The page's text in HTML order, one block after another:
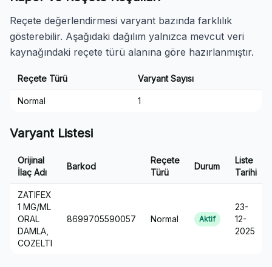
Reçete değerlendirmesi varyant bazında farklılık
gösterebilir. Aşağıdaki dağılım yalnızca mevcut veri
kaynağındaki reçete türü alanına göre hazırlanmıştır.
Reçete Türü Varyant Sayısı
Normal 1
Varyant Listesi
Orijinal
İlaç Adı
Barkod
Reçete
Türü
Durum
Liste
Tarihi
ZATIFEX
1 MG/ML
ORAL
DAMLA,
COZELTI
8699705590057 Normal Aktif
23-
12-
2025